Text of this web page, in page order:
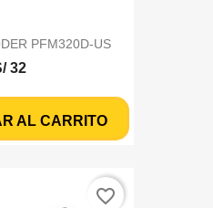
PFM320D-US
32
AL CARRITO
favorite_border